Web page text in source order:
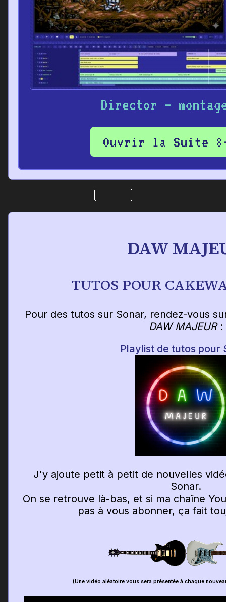
Director –
Ouvrir la Suite
DAW
TUTOS POUR
Pour des tutos sur Sonar, rendez-vous
DAW MAJEUR:
Playlist de tutos pour
J'y ajoute petit à petit de nouvelles
Sonar.
On se retrouve là-bas, et si ma chaîne
pas à vous abonner, ça fait
(Une vidéo aléatoire vous sera présentée à chaque